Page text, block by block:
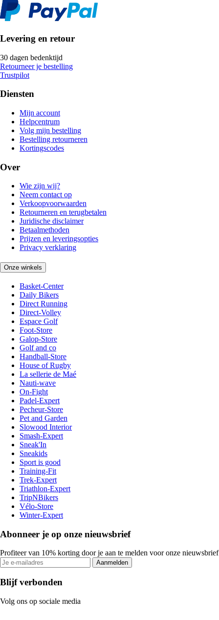
Levering en retour
30 dagen bedenktijd
Retourneer je bestelling
Trustpilot
Diensten
Mijn account
Helpcentrum
Volg mijn bestelling
Bestelling retourneren
Kortingscodes
Over
Wie zijn wij?
Neem contact op
Verkoopvoorwaarden
Retourneren en terugbetalen
Juridische disclaimer
Betaalmethoden
Prijzen en leveringsopties
Privacy verklaring
Onze winkels
Basket-Center
Daily Bikers
Direct Running
Direct-Volley
Espace Golf
Foot-Store
Galop-Store
Golf and co
Handball-Store
House of Rugby
La sellerie de Maé
Nauti-wave
On-Fight
Padel-Expert
Pecheur-Store
Pet and Garden
Slowood Interior
Smash-Expert
Sneak'In
Sneakids
Sport is good
Training-Fit
Trek-Expert
Triathlon-Expert
TripNBikers
Vélo-Store
Winter-Expert
Abonneer je op onze nieuwsbrief
Profiteer van 10% korting door je aan te melden voor onze nieuwsbrief
Aanmelden
Blijf verbonden
Volg ons op sociale media